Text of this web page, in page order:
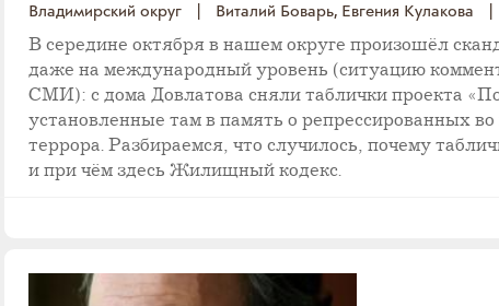
Владимирский округ Виталий Боварь, Евгения Кулакова
В середине октября в нашем округе произошёл
даже на международный уровень (ситуацию
СМИ): с дома Довлатова сняли таблички проекта
установленные там в память о репрессированных во
террора. Разбираемся, что случилось, почему
и при чём здесь Жилищный кодекс.